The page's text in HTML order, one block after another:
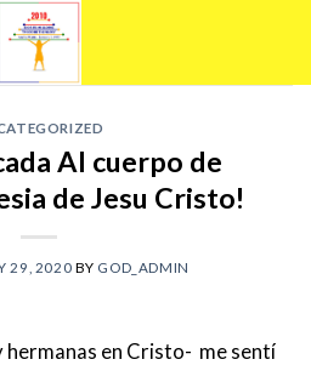
Al cuerpo de
de Jesu Cristo!
29, 2020 BY GOD_ADMIN
hermanas en Cristo- me sentí